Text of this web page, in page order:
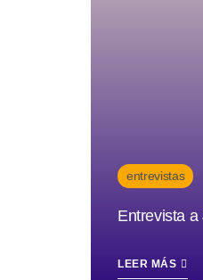
entrevistas
Entrevista a
LEER MÁS